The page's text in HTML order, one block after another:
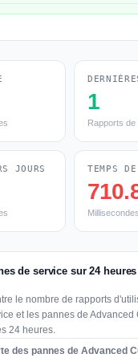
1
Rapports de
JOURS TEMPS
Millisecondes
de service sur 24 heures
le nombre de rapports
et les pannes de Advanced
24 heures.
des pannes de Advanced